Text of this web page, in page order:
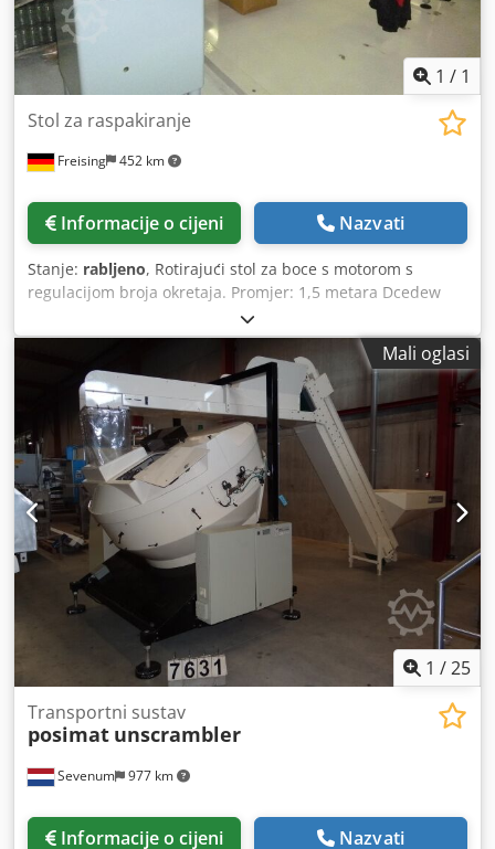
1 / 1
Freising 452 km
Stol za raspakiranje
Informacije o cijeni Nazvati
Stanje: rabljeno, Rotirajući stol za boce s motorom s
regulacijom broja okretaja. Promjer: 1,5 metara Dcedew
Tml Sspfx Ag Rsk Stroj (dodatno): s motorom s regulacijom
broja okretaja Promjer: 1500 mm Oprema: Motor s
Mali oglasi
1 /25
Sevenum 977 km
Transportni sustav
posimat unscrambler
Informacije o cijeni Nazvati